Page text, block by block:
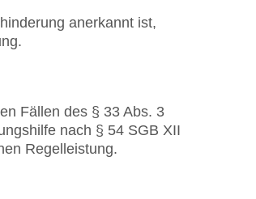
anerkannt ist,
Fällen des § 33 Abs. 3
nach § 54 SGB XII
Regelleistung.